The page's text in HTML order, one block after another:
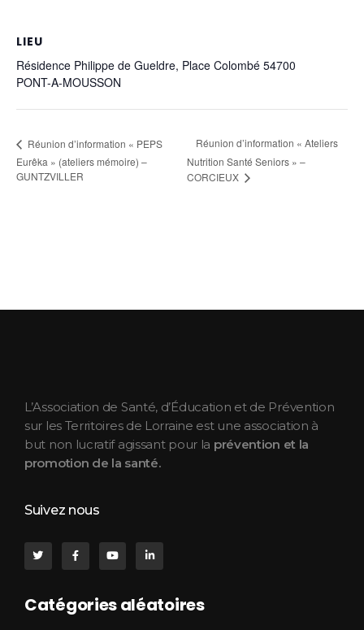
LIEU
Résidence Philippe de Gueldre, Place Colombé 54700
PONT-A-MOUSSON
Réunion d’information « PEPS
Eurêka » (ateliers mémoire) –
GUNTZVILLER
Réunion d’information « Ateliers
Nutrition Santé Seniors » –
CORCIEUX
L’Association de Santé, d’Éducation et de Prévention
sur les Territoires de Lorraine est une association à
but non lucratif agissant pour la prévention et la
promotion de la santé.
Suivez nous
Catégories aléatoires